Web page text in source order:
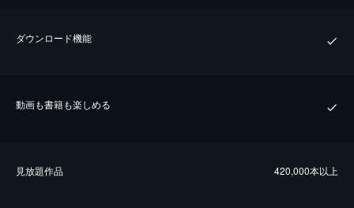
ダウンロード機能
動画も書籍も楽しめる
⾒放題作品 420,000本以上